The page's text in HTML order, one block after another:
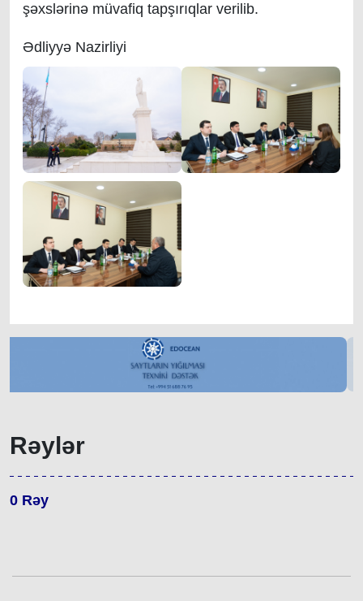
şəxslərinə müvafiq tapşırıqlar verilib.
Ədliyyə Nazirliyi
Rəylər
0 Rəy